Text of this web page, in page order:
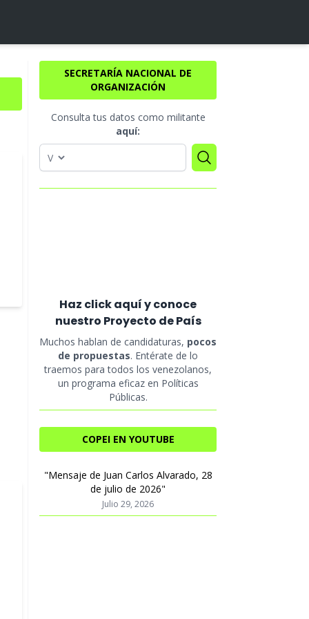
SECRETARÍA NACIONAL DE
ORGANIZACIÓN
Consulta tus datos como militante
aquí:
Haz click aquí y conoce
nuestro Proyecto de País
Muchos hablan de candidaturas, pocos
de propuestas. Entérate de lo
traemos para todos los venezolanos,
un programa eficaz en Políticas
Públicas.
COPEI EN YOUTUBE
"Mensaje de Juan Carlos Alvarado, 28
de julio de 2026"
Julio 29, 2026